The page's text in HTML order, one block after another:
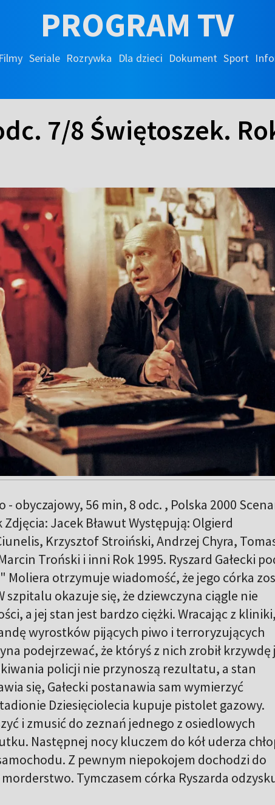
PROGRAM TV
Filmy Seriale Rozrywka Dla dzieci Dokument Sport
7/8 Świętoszek.
- obyczajowy, 56 min, 8 odc. , Polska 2000
Zdjęcia: Jacek Bławut Występują: Olgierd
Krzysztof Stroiński, Andrzej Chyra,
Troński i inni Rok 1995. Ryszard Gałecki
otrzymuje wiadomość, że jego córka
szpitalu okazuje się, że dziewczyna ciągle nie
a jej stan jest bardzo ciężki. Wracając z kliniki,
wyrostków pijących piwo i terroryzujących
podejrzewać, że któryś z nich zrobił krzywdę
policji nie przynoszą rezultatu, a stan
się, Gałecki postanawia sam wymierzyć
Dziesięciolecia kupuje pistolet gazowy.
i zmusić do zeznań jednego z osiedlowych
Następnej nocy kluczem do kół uderza
Z pewnym niepokojem dochodzi do
Tymczasem córka Ryszarda